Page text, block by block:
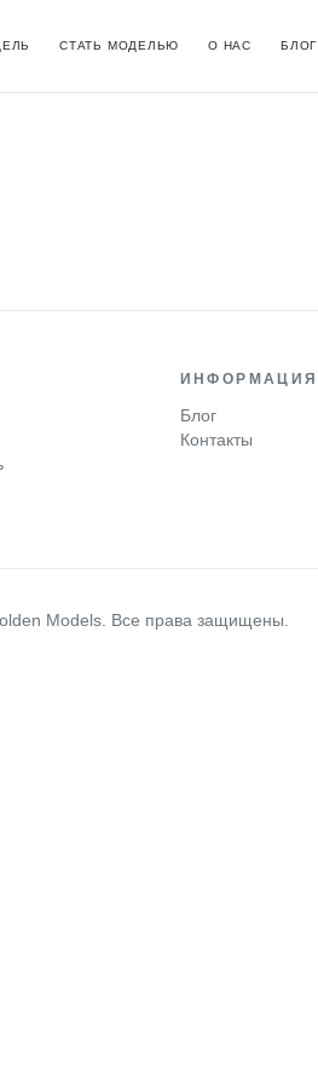
СТАТЬ МОДЕЛЬЮ О НАС БЛОГ
ИНФОРМАЦИЯ
Блог
Контакты
Models. Все права защищены.